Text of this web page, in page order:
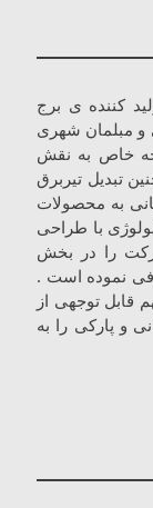
کننده ی برج
و مبلمان شهری
خاص به نقش
تبدیل تیربرق
به محصولات
با طراحی
را در بخش
نموده است .
قابل توجهی از
و پارکی را به